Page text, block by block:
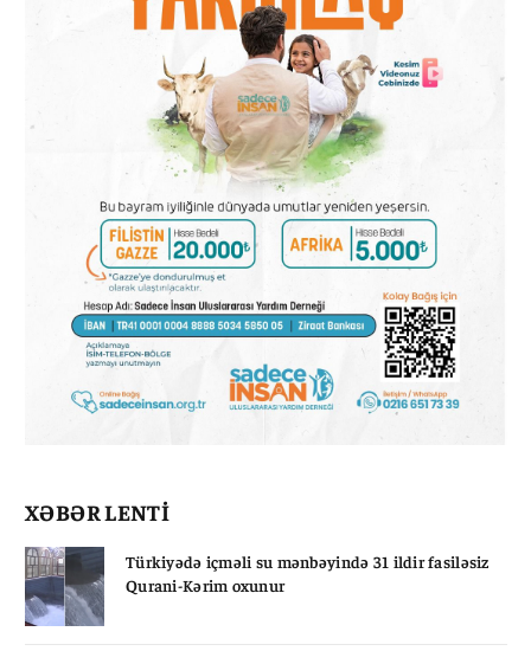
XƏBƏR LENTİ
Türkiyədə içməli su mənbəyində 31 ildir fasiləsiz
Qurani-Kərim oxunur